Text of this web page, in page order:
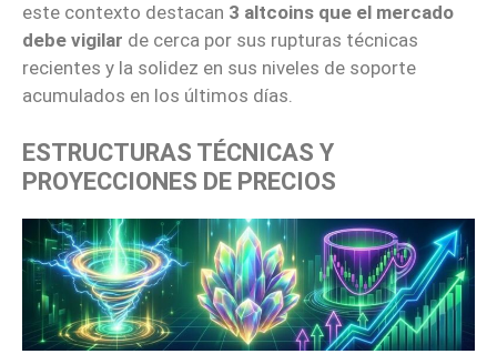
este contexto destacan 3 altcoins que el mercado
debe vigilar de cerca por sus rupturas técnicas
recientes y la solidez en sus niveles de soporte
acumulados en los últimos días.
ESTRUCTURAS TÉCNICAS Y
PROYECCIONES DE PRECIOS